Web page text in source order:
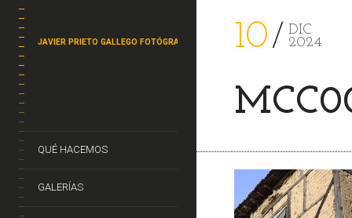
JAVIER PRIETO GALLEGO FOTÓGRAFO
QUÉ HACEMOS
GALERÍAS
10
DIC
2024